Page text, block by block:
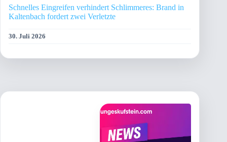
Schnelles Eingreifen verhindert Schlimmeres: Brand in
Kaltenbach fordert zwei Verletzte
30. Juli 2026